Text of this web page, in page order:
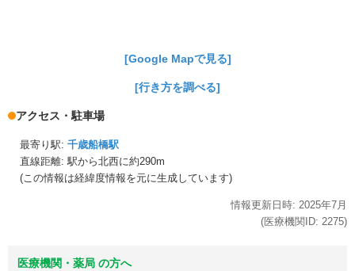
[Google Mapで見る]
[行き方を調べる]
アクセス・駐車場
最寄り駅: 千歳船橋駅
直線距離: 駅から北西に約290m
(この情報は経緯度情報を元に生成しています)
情報更新日時: 2025年7月
(医療機関ID: 2275)
医療機関・薬局 の方へ